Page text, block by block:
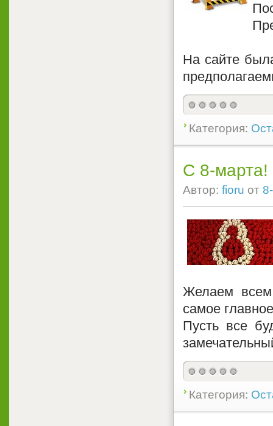
На сайте
Категория:
С 8-марта!
Автор: fioru от
Желаем
самое
Пусть все
Категория: